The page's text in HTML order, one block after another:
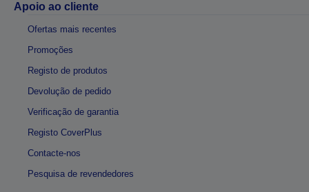
Apoio ao cliente
Ofertas mais recentes
Promoções
Registo de produtos
Devolução de pedido
Verificação de garantia
Registo CoverPlus
Contacte-nos
Pesquisa de revendedores